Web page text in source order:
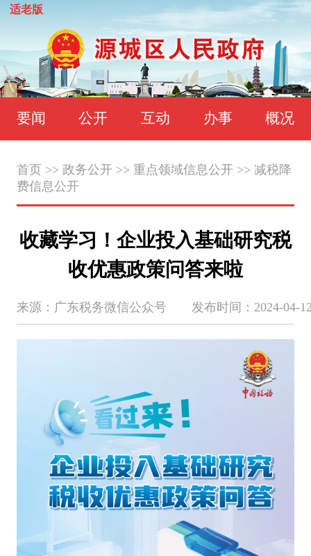
适老版
要闻 公开 互动 办事 概况
首页 >> 政务公开>> 重点领域信息公开>> 减税降
费信息公开
收藏学习！企业投入基础研究税
收优惠政策问答来啦
来源：广东税务微信公众号 发布时间：2024-04-12